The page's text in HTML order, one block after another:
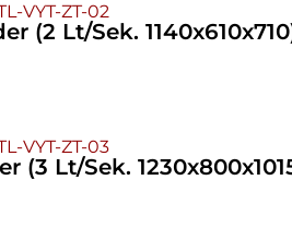
VYT-ZT-02
(2 Lt/Sek.
VYT-ZT-03
(3 Lt/Sek.